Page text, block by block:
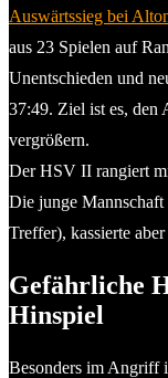
Auswärtssieg bei
aus 23 Spielen auf
Unentschieden und
37:49. Ziel ist es, den
vergrößern.
Der HSV II rangiert
Die junge Mannschaft
Treffer), kassierte
Gefährliche
Hinspiel
Besonders im Angriff